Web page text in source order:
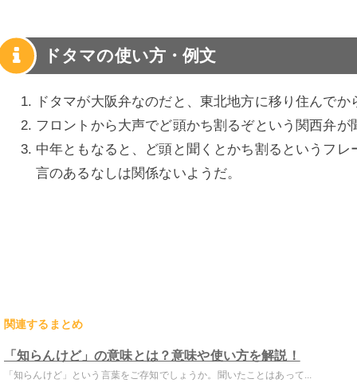
ドタマの使い方・例文
ドタマが大阪弁なのだと、東北地方に移り住んでか
フロントから大声でど頭かち割るぞという関西弁
中年ともなると、ど頭と聞くとかち割るというフ
言のあるなしは関係ないようだ。
関連するまとめ
「知らんけど」の意味とは？意味や使い方を解説！
「知らんけど」という言葉をご存知でしょうか。聞いたことはあって...